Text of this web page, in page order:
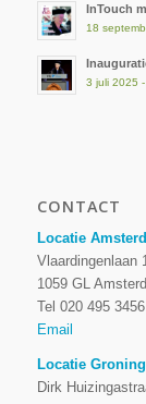
InTouch
18
3 juli 2025
CONTACT
Locatie
Vlaardingenlaan
1059 GL
Tel 020 495 3456
Email
Locatie
Dirk